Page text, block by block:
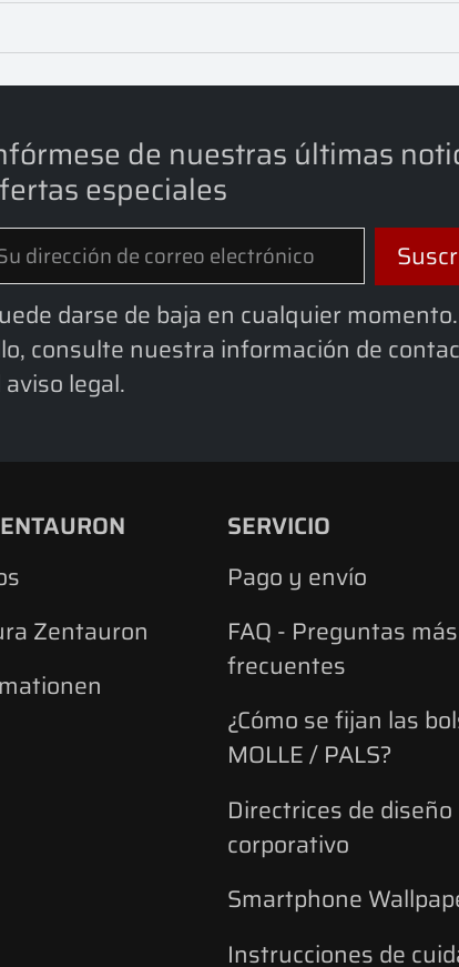
de nuestras últimas
especiales
darse de baja en cualquier
consulte nuestra información de
aviso legal.
Zentauron
SERVICIO
Pago y envío
FAQ - Preguntas más
frecuentes
¿Cómo se fijan las
MOLLE / PALS?
Directrices de diseño
corporativo
Smartphone
Instrucciones de